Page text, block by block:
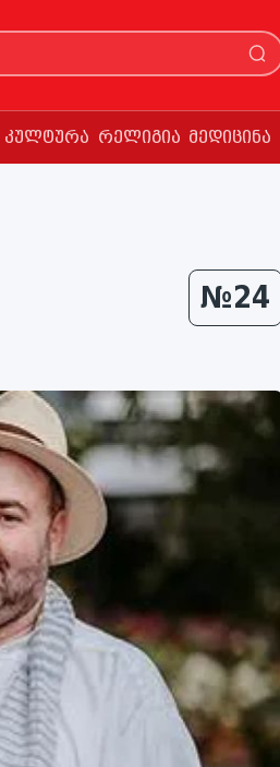
კულტურა რელიგია მედიცინა
№24